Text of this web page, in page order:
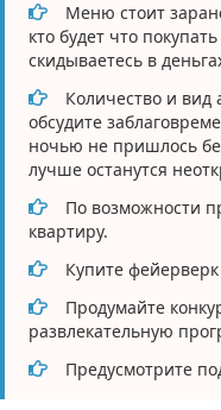
Меню стоит
кто будет что
скидываетесь в
Количество и вид
обсудите
ночью не пришлось
лучше останутся
По возможности
квартиру.
Купите
Продумайте
развлекательную
Предусмотрите